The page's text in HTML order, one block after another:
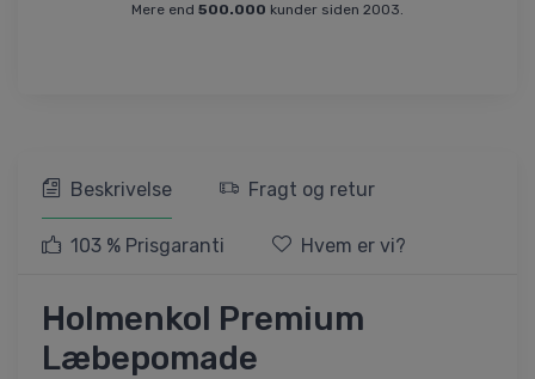
Mere end 500.000 kunder siden 2003.
Beskrivelse Fragt og retur
103 % Prisgaranti Hvem er vi?
Holmenkol Premium
Læbepomade